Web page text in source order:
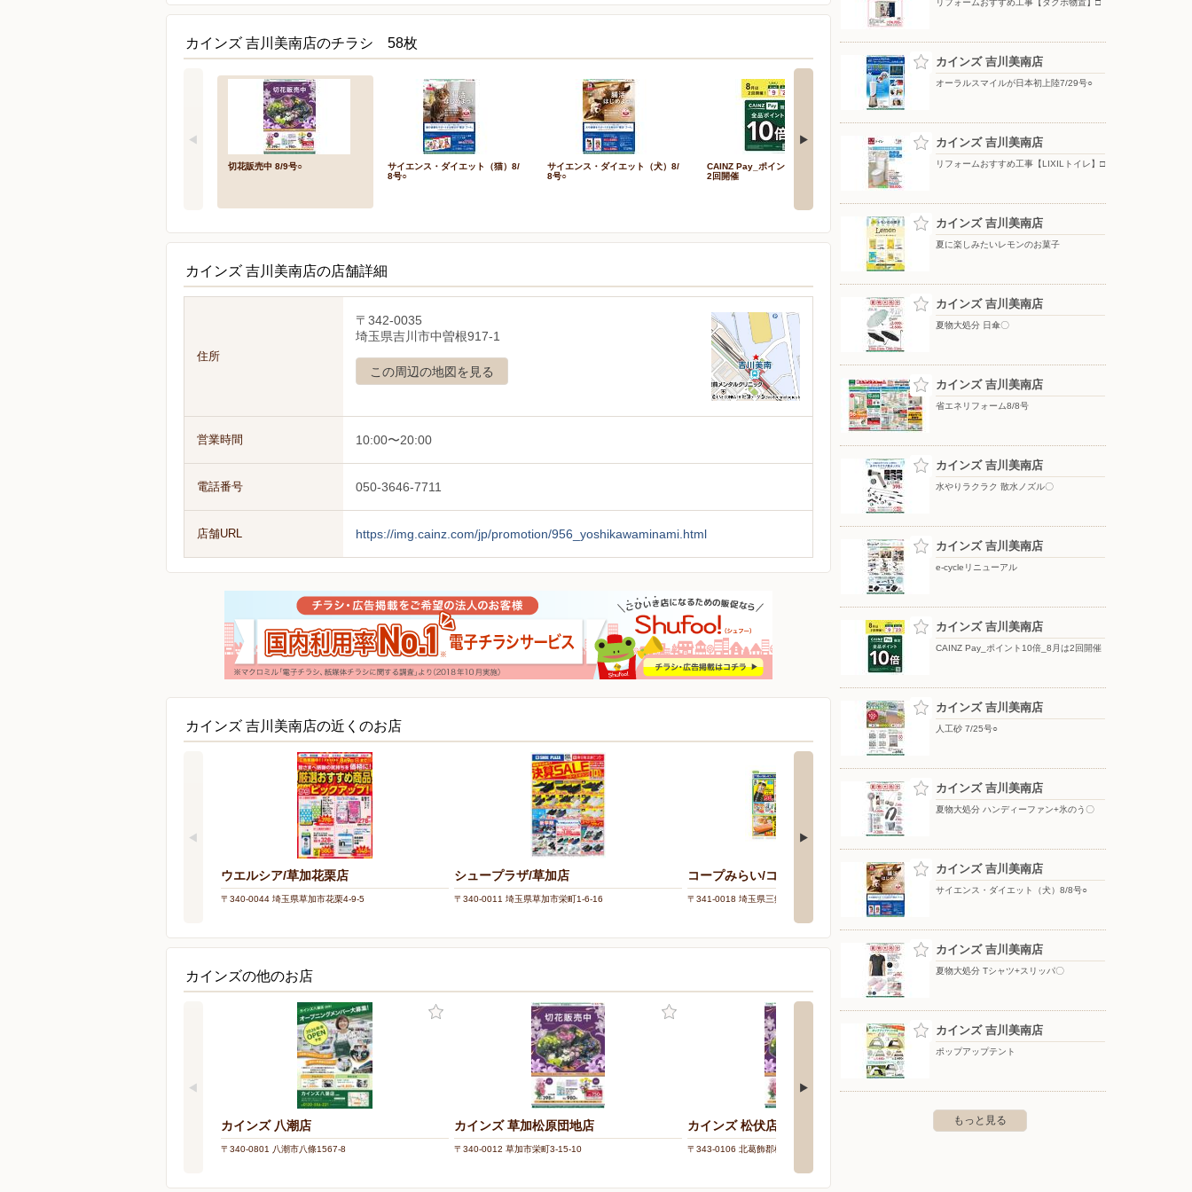
カインズ 吉川美南店のチラシ 58枚
切花販売中 8/9号○
サイエンス・ダイエット（猫）8/
8号○
サイエンス・ダイエット（犬）8/
8号○
CAINZ Pay_ポイント10倍_8月は
2回開催
夏物大処分 日傘〇
夏物大処分 ポップアップテント
カインズ 吉川美南店の店舗詳細
住所
〒342-0035
埼玉県吉川市中曽根917-1
この周辺の地図を見る
営業時間 10:00〜20:00
電話番号 050-3646-7711
店舗URL https://img.cainz.com/jp/promotion/956_yoshikawaminami.html
カインズ 吉川美南店の近くのお店
ウエルシア/草加花栗店
〒340-0044 埼玉県草加市花栗4-9-5
シュープラザ/草加店
〒340-0011 埼玉県草加市栄町1-6-16
コープみらい/コープ早稲田店
〒341-0018 埼玉県三郷市早稲田4-12-1
ウエルシア/越谷宮本店
カインズの他のお店
カインズ 八潮店
〒340-0801 八潮市八條1567-8
カインズ 草加松原団地店
〒340-0012 草加市栄町3-15-10
カインズ 松伏店
〒343-0106 北葛飾郡松伏町大字大川戸3133
カインズ 浦和美園店
リフォームおすすめ工事【タクボ物置】□
カインズ 吉川美南店
オーラルスマイルが日本初上陸7/29号○
カインズ 吉川美南店
リフォームおすすめ工事【LIXILトイレ】□
カインズ 吉川美南店
夏に楽しみたいレモンのお菓子
カインズ 吉川美南店
夏物大処分 日傘〇
カインズ 吉川美南店
省エネリフォーム8/8号
カインズ 吉川美南店
水やりラクラク 散水ノズル〇
カインズ 吉川美南店
e-cycleリニューアル
カインズ 吉川美南店
CAINZ Pay_ポイント10倍_8月は2回開催
カインズ 吉川美南店
人工砂 7/25号○
カインズ 吉川美南店
夏物大処分 ハンディーファン+氷のう〇
カインズ 吉川美南店
サイエンス・ダイエット（犬）8/8号○
カインズ 吉川美南店
夏物大処分 Tシャツ+スリッパ〇
カインズ 吉川美南店
ポップアップテント
もっと見る